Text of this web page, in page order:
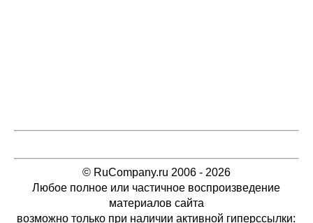
© RuCompany.ru 2006 - 2026
Любое полное или частичное воспроизведение
материалов сайта
возможно только при наличии активной гиперссылки: